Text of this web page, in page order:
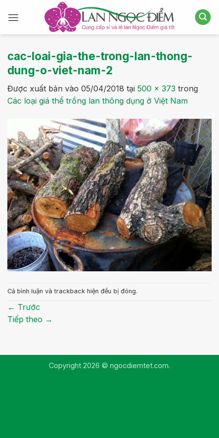
qua
cac-loai-gia-the-trong-lan-thong-
dung-o-viet-nam-2
Được xuất bản vào 05/04/2018 tại 500 × 373 trong
Các loại giá thể trồng lan thông dụng ở Việt Nam
Cả bình luận và trackback hiện đều bị đóng.
← Trước
Tiếp theo →
Copyright 2026 © ngocdiemtet.com.